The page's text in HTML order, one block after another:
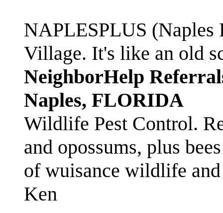
NAPLESPLUS
Village. It's like an old
NeighborHelp
Naples, FLORIDA
Wildlife Pest Control.
and opossums, plus
of wuisance wildlife
Ken